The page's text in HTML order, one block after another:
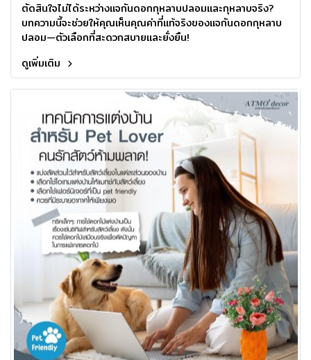
ตัดสินใจไม่ได้ระหว่างแจกันดอกกุหลาบปลอมและกุหลาบจริง?
บทความนี้จะช่วยให้คุณเห็นคุณค่าที่แท้จริงของแจกันดอกกุหลาบ
ปลอม—ตัวเลือกที่สะดวกสบายและยั่งยืน!
ดูเพิ่มเติม